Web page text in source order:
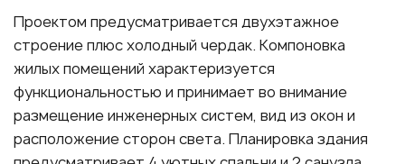
Проектом предусматривается двухэтажное
строение плюс холодный чердак. Компоновка
жилых помещений характеризуется
функциональностью и принимает во внимание
размещение инженерных систем, вид из окон и
расположение сторон света. Планировка здания